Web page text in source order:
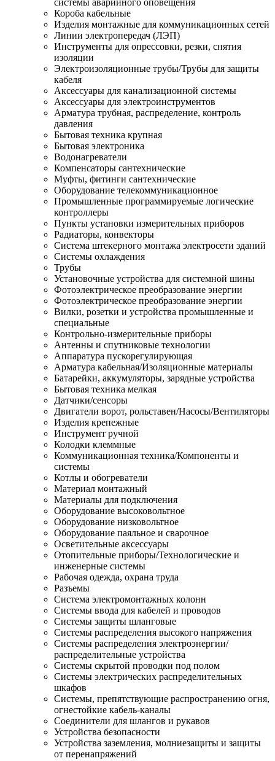
системы аварийного оповещения
Короба кабельные
Изделия монтажные для коммуникационных сетей
Линии электропередач (ЛЭП)
Инструменты для опрессовки, резки, снятия
изоляции
Электроизоляционные трубы/Трубы для защиты
кабеля
Аксессуары для канализационной системы
Аксессуары для электроинструментов
Арматура трубная, распределение, контроль
давления
Бытовая техника крупная
Бытовая электроника
Водонагреватели
Компенсаторы сантехнические
Муфты, фитинги сантехнические
Оборудование телекоммуникационное
Промышленные программируемые логические
контроллеры
Пункты установки измерительных приборов
Радиаторы, конвекторы
Система штекерного монтажа электросети зданий
Системы охлаждения
Трубы
Установочные устройства для системной шины
Фотоэлектрическое преобразование энергии
Фотоэлектрическое преобразование энергии
Вилки, розетки и устройства промышленные и
специальные
Контрольно-измерительные приборы
Антенны и спутниковые технологии
Аппаратура пускорегулирующая
Арматура кабельная/Изоляционные материалы
Батарейки, аккумуляторы, зарядные устройства
Бытовая техника мелкая
Датчики/сенсоры
Двигатели ворот, рольставен/Насосы/Вентиляторы
Изделия крепежные
Инструмент ручной
Колодки клеммные
Коммуникационная техника/Компоненты и
системы
Котлы и обогреватели
Материал монтажный
Материалы для подключения
Оборудование высоковольтное
Оборудование низковольтное
Оборудование паяльное и сварочное
Осветительные аксессуары
Отопительные приборы/Технологические и
инженерные системы
Рабочая одежда, охрана труда
Разъемы
Система электромонтажных колонн
Системы ввода для кабелей и проводов
Системы защиты шланговые
Системы распределения высокого напряжения
Системы распределения электроэнергии/
распределительные устройства
Системы скрытой проводки под полом
Системы электрических распределительных
шкафов
Системы, препятствующие распространению огня,
огнестойкие кабель-каналы
Соединители для шлангов и рукавов
Устройства безопасности
Устройства заземления, молниезащиты и защиты
от перенапряжений